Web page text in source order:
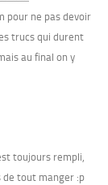
pour ne pas devoir
trucs qui durent
au final on y
toujours rempli,
de tout manger :p